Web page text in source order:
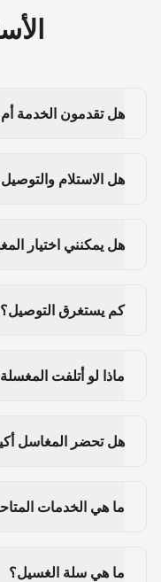
هل تقدمون الخدمة
هل الاستلام
هل يمكنني اختيار
كم يستغرق التوصيل؟
ماذا لو أتلفت
هل تحضر المغاسل
ما هي الخدمات
ما هي سلة الغسيل؟